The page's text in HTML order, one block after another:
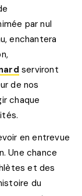
par nul
enchantera
serviront
de nos
chaque
en entrevue
Une chance
et des
du